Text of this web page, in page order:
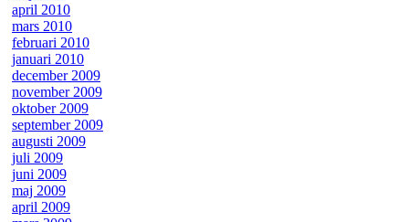
april 2010
mars 2010
februari 2010
januari 2010
december 2009
november 2009
oktober 2009
september 2009
augusti 2009
juli 2009
juni 2009
maj 2009
april 2009